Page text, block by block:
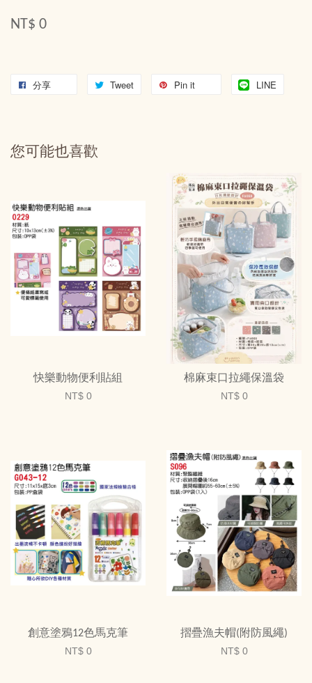
NT$ 0
分享 Tweet Pin it LINE
您可能也喜歡
快樂動物便利貼組
NT$ 0
棉麻束口拉繩保溫袋
NT$ 0
創意塗鴉12色馬克筆
NT$ 0
摺疊漁夫帽(附防風繩)
NT$ 0